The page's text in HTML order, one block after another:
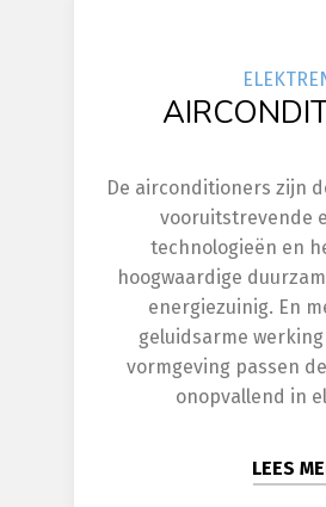
ELEK
De airconditioners zijn
vooruitstrevende
technologieën en
hoogwaardige
energiezuinig. En
geluidsarme
vormgeving passen
onopvallend in
LEES